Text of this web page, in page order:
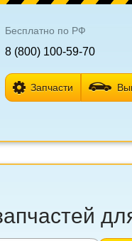
Бесплатно по РФ
8 (800) 100-59-70
Запчасти